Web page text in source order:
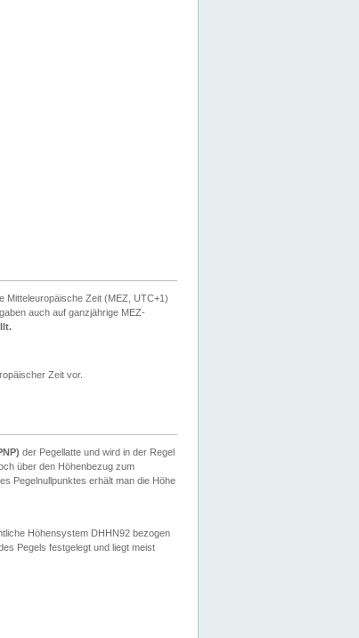
Mitteleuropäische Zeit (MEZ, UTC+1)
auch auf ganzjährige MEZ-
Zeit vor.
der Pegellatte und wird in der Regel
über den Höhenbezug zum
Pegelnullpunktes erhält man die Höhe
Höhensystem DHHN92 bezogen
Pegels festgelegt und liegt meist